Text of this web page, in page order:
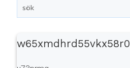
w65xmdhrd55vkx58r0